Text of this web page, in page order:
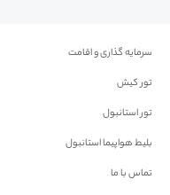
سرمایه گذاری و اقامت
تور کیش
تور استانبول
بلیط هواپیما استانبول
تماس با ما